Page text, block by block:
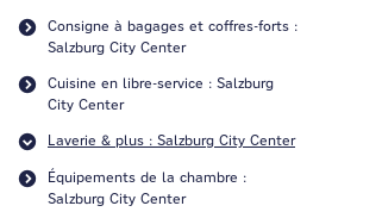
Consigne à bagages et coffres-forts :
Salzburg City Center
Cuisine en libre-service : Salzburg
City Center
Laverie & plus : Salzburg City Center
Équipements de la chambre :
Salzburg City Center